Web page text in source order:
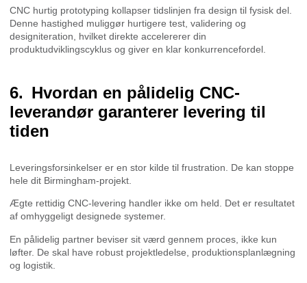
CNC hurtig prototyping kollapser tidslinjen fra design til fysisk del.
Denne hastighed muliggør hurtigere test, validering og
designiteration, hvilket direkte accelererer din
produktudviklingscyklus og giver en klar konkurrencefordel.
Hvordan en pålidelig CNC-
leverandør garanterer levering til
tiden
Leveringsforsinkelser er en stor kilde til frustration. De kan stoppe
hele dit Birmingham-projekt.
Ægte rettidig CNC-levering handler ikke om held. Det er resultatet
af omhyggeligt designede systemer.
En pålidelig partner beviser sit værd gennem proces, ikke kun
løfter. De skal have robust projektledelse, produktionsplanlægning
og logistik.